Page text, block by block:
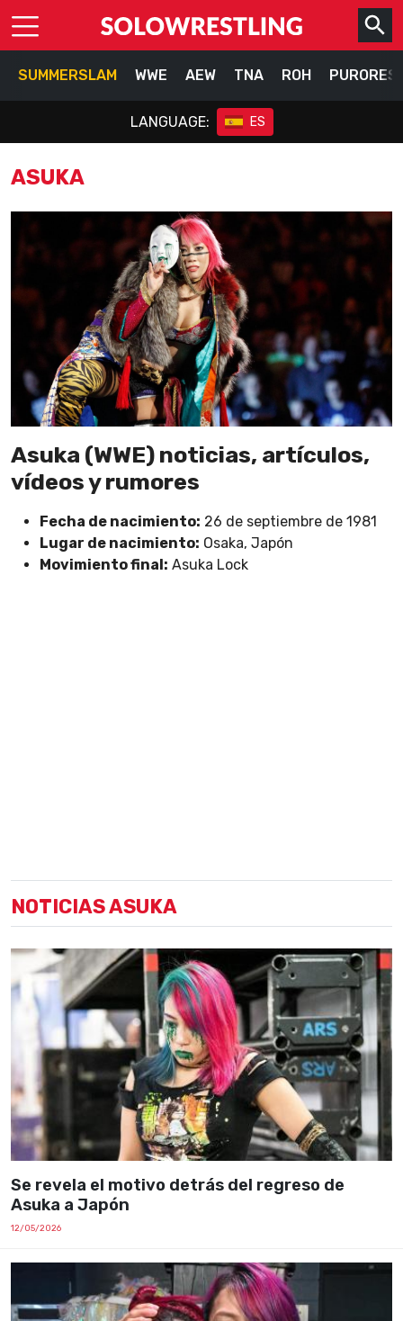
SUMMERSLAM WWE AEW TNA ROH
LANGUAGE: ES
ASUKA
Asuka (WWE) noticias, artículos,
vídeos y rumores
Fecha de nacimiento: 26 de septiembre de 1981
Lugar de nacimiento: Osaka, Japón
Movimiento final: Asuka Lock
NOTICIAS ASUKA
Se revela el motivo detrás del regreso de
Asuka a Japón
12/05/2026